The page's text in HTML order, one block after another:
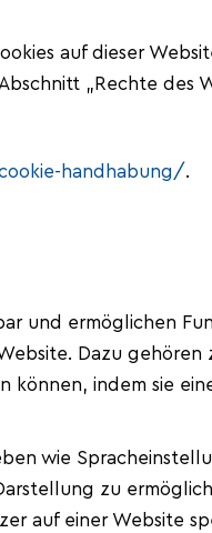
auf dieser
„Rechte des
handhabung/.
und ermöglichen
Dazu gehören
können, indem sie
wie
zu
auf einer Website